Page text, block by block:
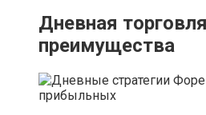
Дневная
преимущества